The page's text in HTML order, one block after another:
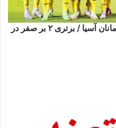
آغاز خوب سپاهان در لیگ قهرمانان آسیا / برتری ۲ بر صفر در